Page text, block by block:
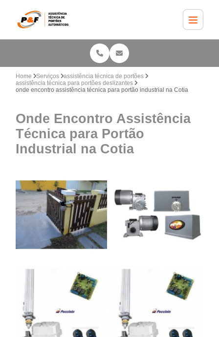
Home Serviços
assistência técnica de portões
assistência técnica para portões deslizantes
onde encontro assistência técnica para portão industrial na Cotia
Onde Encontro Assistência
Técnica para Portão
Industrial na Cotia